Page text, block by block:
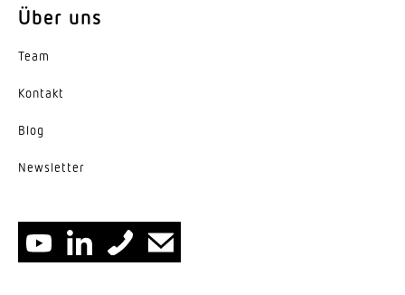
E
Herstellergarantie
5 Jahre
Über uns
Team
Kontakt
Blog
News­letter